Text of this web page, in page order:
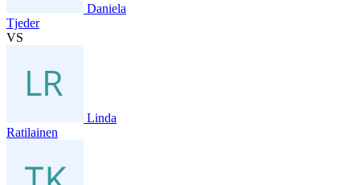
Daniela
Tjeder
VS
Linda
Ratilainen